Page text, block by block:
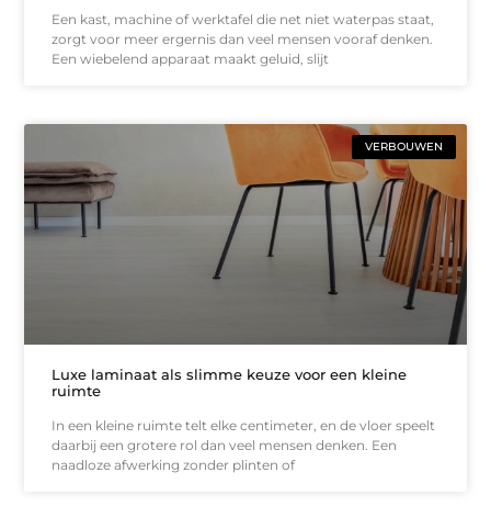
Een kast, machine of werktafel die net niet waterpas staat,
zorgt voor meer ergernis dan veel mensen vooraf denken.
Een wiebelend apparaat maakt geluid, slijt
VERBOUWEN
Luxe laminaat als slimme keuze voor een kleine
ruimte
In een kleine ruimte telt elke centimeter, en de vloer speelt
daarbij een grotere rol dan veel mensen denken. Een
naadloze afwerking zonder plinten of